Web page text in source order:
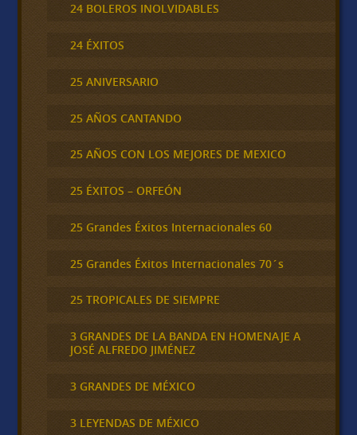
24 BOLEROS INOLVIDABLES
24 ÉXITOS
25 ANIVERSARIO
25 AÑOS CANTANDO
25 AÑOS CON LOS MEJORES DE MEXICO
25 ÉXITOS – ORFEÓN
25 Grandes Éxitos Internacionales 60
25 Grandes Éxitos Internacionales 70´s
25 TROPICALES DE SIEMPRE
3 GRANDES DE LA BANDA EN HOMENAJE A
JOSÉ ALFREDO JIMÉNEZ
3 GRANDES DE MÉXICO
3 LEYENDAS DE MÉXICO